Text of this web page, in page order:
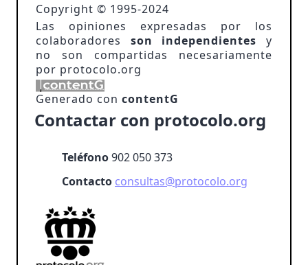
Copyright © 1995-2024
Las opiniones expresadas por los
colaboradores son independientes y
no son compartidas necesariamente
por protocolo.org
Generado con contentG
Contactar con protocolo.org
Teléfono902 050 373
Contacto consultas@protocolo.org